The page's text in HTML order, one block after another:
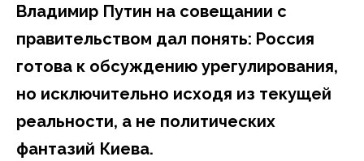
Владимир Путин на совещании с
правительством дал понять: Россия
готова к обсуждению урегулирования,
но исключительно исходя из текущей
реальности, а не политических
фантазий Киева.